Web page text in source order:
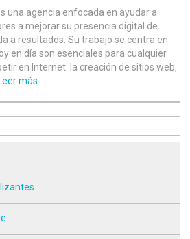
una agencia enfocada en ayudar a
a mejorar su presencia digital de
a resultados. Su trabajo se centra en
en día son esenciales para cualquier
en Internet: la creación de sitios web,
más